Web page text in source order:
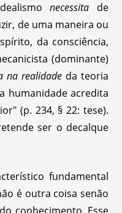
necessita de
de uma maneira ou
da consciência,
(dominante)
na realidadeda teoria
humanidade acredita
(p. 234, § 22: tese).
ser o decalque
fundamental
é outra coisa senão